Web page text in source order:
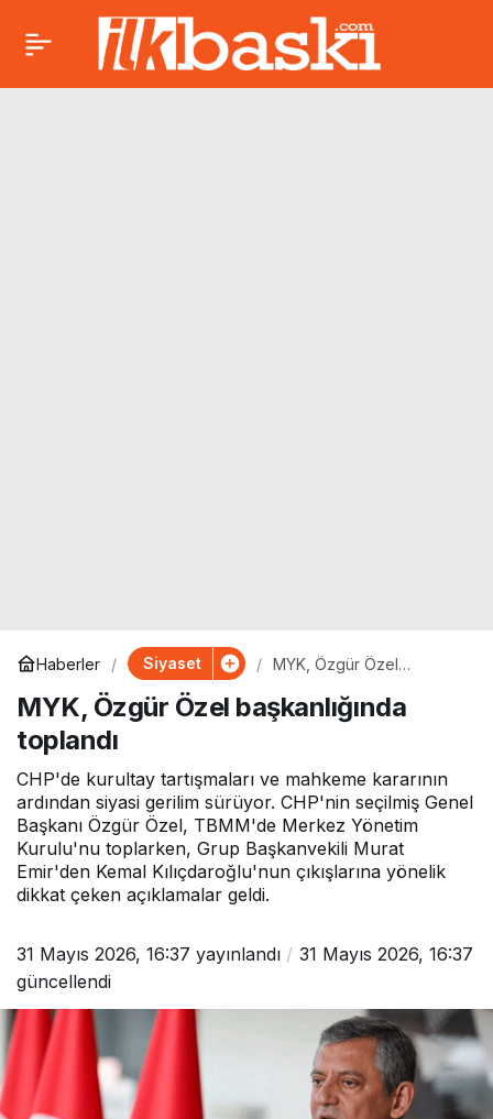
Haberler Siyaset
MYK, Özgür Özel
MYK, Özgür Özel başkanlığında
toplandı
CHP'de kurultay tartışmaları ve mahkeme kararının
ardından siyasi gerilim sürüyor. CHP'nin seçilmiş Genel
Başkanı Özgür Özel, TBMM'de Merkez Yönetim
Kurulu'nu toplarken, Grup Başkanvekili Murat
Emir'den Kemal Kılıçdaroğlu'nun çıkışlarına yönelik
dikkat çeken açıklamalar geldi.
31 Mayıs 2026, 16:37 yayınlandı
31 Mayıs 2026, 16:37
güncellendi
CHP’de sosyal medya
yetkisi el değiştirdi!